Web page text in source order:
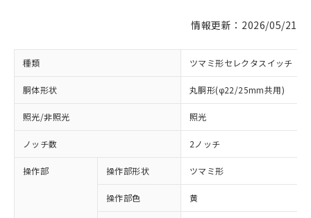
情報更新：2026/05/21
種類 ツマミ形セレクタスイッチ
胴体形状 丸胴形(φ22/25mm共用)
照光/非照光 照光
ノッチ数 2ノッチ
操作部 操作部形状 ツマミ形
操作部色 黄